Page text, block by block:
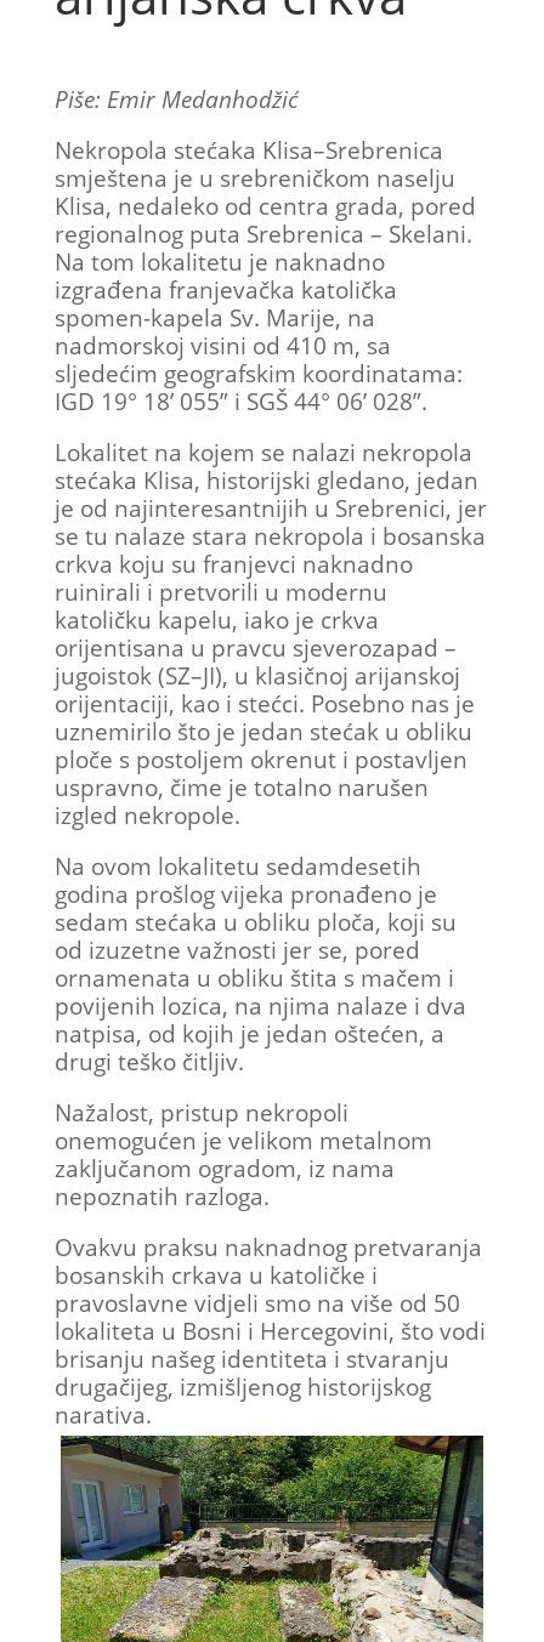
Piše: Emir Medanhodžić
Nekropola stećaka Klisa–Srebrenica
smještena je u srebreničkom naselju
Klisa, nedaleko od centra grada, pored
regionalnog puta Srebrenica – Skelani.
Na tom lokalitetu je naknadno
izgrađena franjevačka katolička
spomen-kapela Sv. Marije, na
nadmorskoj visini od 410 m, sa
sljedećim geografskim koordinatama:
IGD 19° 18’ 055” i SGŠ 44° 06’ 028”.
Lokalitet na kojem se nalazi nekropola
stećaka Klisa, historijski gledano, jedan
je od najinteresantnijih u Srebrenici, jer
se tu nalaze stara nekropola i bosanska
crkva koju su franjevci naknadno
ruinirali i pretvorili u modernu
katoličku kapelu, iako je crkva
orijentisana u pravcu sjeverozapad –
jugoistok (SZ–JI), u klasičnoj arijanskoj
orijentaciji, kao i stećci. Posebno nas je
uznemirilo što je jedan stećak u obliku
ploče s postoljem okrenut i postavljen
uspravno, čime je totalno narušen
izgled nekropole.
Na ovom lokalitetu sedamdesetih
godina prošlog vijeka pronađeno je
sedam stećaka u obliku ploča, koji su
od izuzetne važnosti jer se, pored
ornamenata u obliku štita s mačem i
povijenih lozica, na njima nalaze i dva
natpisa, od kojih je jedan oštećen, a
drugi teško čitljiv.
Nažalost, pristup nekropoli
onemogućen je velikom metalnom
zaključanom ogradom, iz nama
nepoznatih razloga.
Ovakvu praksu naknadnog pretvaranja
bosanskih crkava u katoličke i
pravoslavne vidjeli smo na više od 50
lokaliteta u Bosni i Hercegovini, što vodi
brisanju našeg identiteta i stvaranju
drugačijeg, izmišljenog historijskog
narativa.